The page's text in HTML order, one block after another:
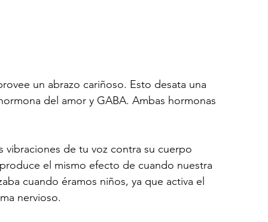
un abrazo cariñoso. Esto desata una
del amor y GABA. Ambas hormonas
vibraciones de tu voz contra su cuerpo
el mismo efecto de cuando nuestra
cuando éramos niños, ya que activa el
nervioso.